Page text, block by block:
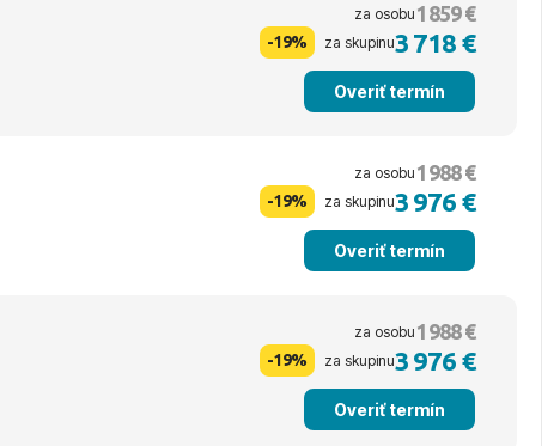
za osobu 1 859 €
-19% za skupinu3 718 €
Overiť termín
za osobu 1 988 €
-19% za skupinu3 976 €
Overiť termín
za osobu 1 988 €
-19% za skupinu3 976 €
Overiť termín